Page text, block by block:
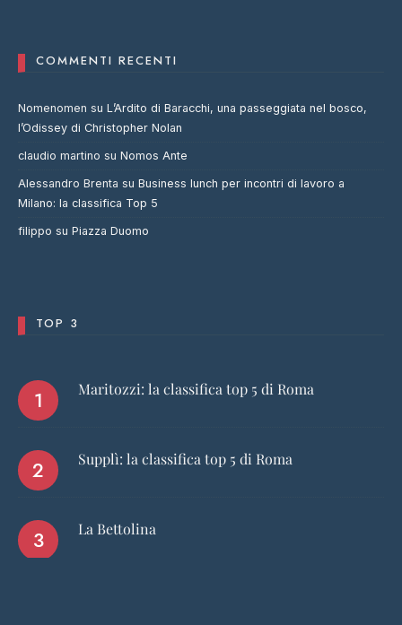
COMMENTI RECENTI
Nomenomen su L’Ardito di Baracchi, una passeggiata nel bosco,
l’Odissey di Christopher Nolan
claudio martino su Nomos Ante
Alessandro Brenta su Business lunch per incontri di lavoro a
Milano: la classifica Top 5
filippo su Piazza Duomo
TOP 3
Maritozzi: la classifica top 5 di Roma
Supplì: la classifica top 5 di Roma
La Bettolina